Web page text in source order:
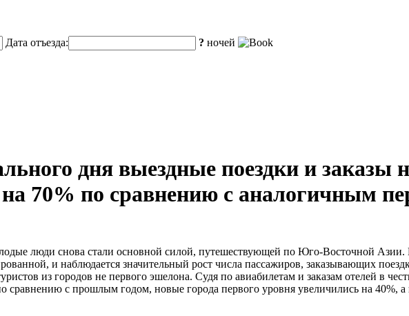
Дата отъезда: ? ночей
дня выездные поездки и заказы
70% по сравнению с аналогичным
люди снова стали основной силой, путешествующей по Юго-Восточной
и наблюдается значительный рост числа пассажиров, заказывающих
из городов не первого эшелона. Судя по авиабилетам и заказам отелей в
сравнению с прошлым годом, новые города первого уровня увеличились на 40%,